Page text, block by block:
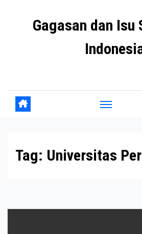
Gagasan dan
Tag: Universitas